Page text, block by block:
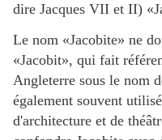
dire Jacques VII et II)
Le nom «Jacobite» ne
«Jacobit», qui fait
Angleterre sous le nom
également souvent
d'architecture et de